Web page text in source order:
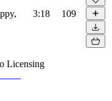
3:18 109
Licensing